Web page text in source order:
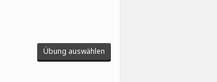
Übung auswählen